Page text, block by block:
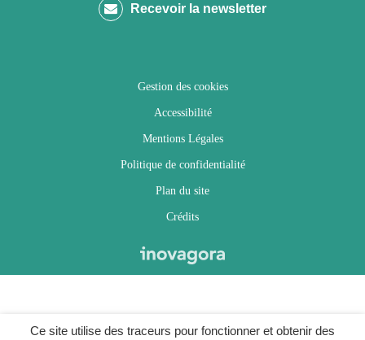
Ce site utilise des traceurs pour fonctionner et obtenir des
Facebook
TwitterInstagram
Youtube
Recevoir la newsletter
Gestion des cookies
Accessibilité
Mentions Légales
Politique de confidentialité
Plan du site
Crédits